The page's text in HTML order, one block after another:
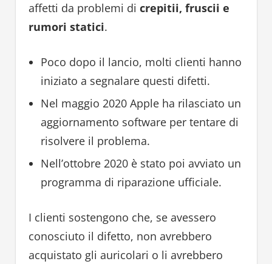
affetti da problemi di crepitii, fruscii e
rumori statici.
Poco dopo il lancio, molti clienti hanno
iniziato a segnalare questi difetti.
Nel maggio 2020 Apple ha rilasciato un
aggiornamento software per tentare di
risolvere il problema.
Nell’ottobre 2020 è stato poi avviato un
programma di riparazione ufficiale.
I clienti sostengono che, se avessero
conosciuto il difetto, non avrebbero
acquistato gli auricolari o li avrebbero